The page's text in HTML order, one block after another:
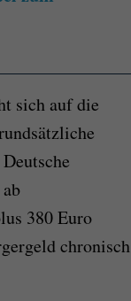
sich auf die
380 Euro
chronisch